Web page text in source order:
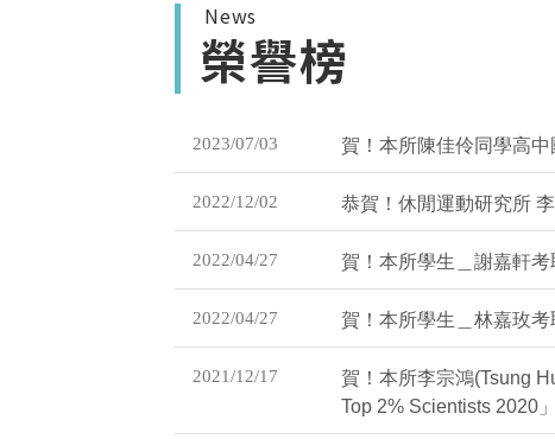
News
榮譽榜
2023/07/03 賀！本所陳佳伶同學高
2022/12/02 恭賀！休閒運動研究所
2022/04/27 賀！本所學生＿謝嘉軒考
2022/04/27 賀！本所學生＿林嘉玫
2021/12/17
賀！本所李宗鴻(Tsung
Top 2% Scientists 2020